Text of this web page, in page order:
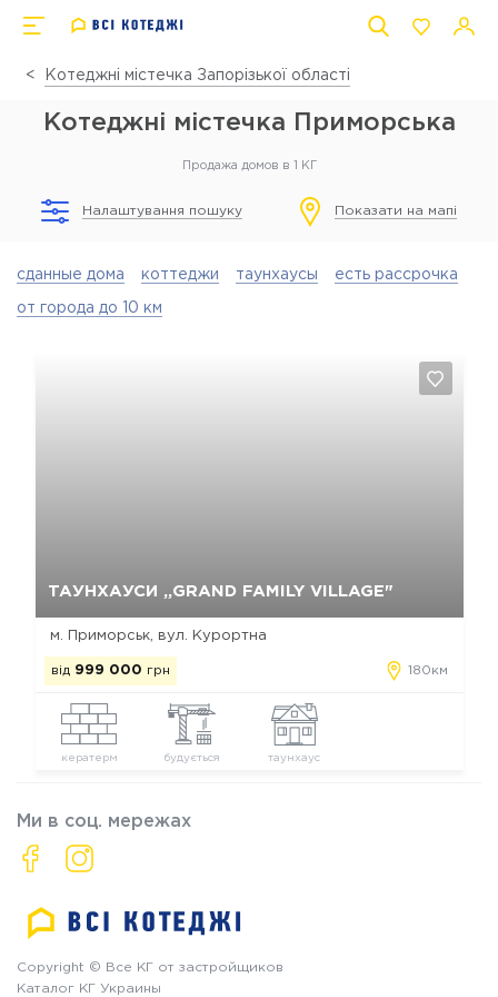
Котеджні містечка Запорізької області
Котеджні містечка Приморська
Продажа домов в 1 КГ
Налаштування пошуку Показати на мапі
сданные дома коттеджи таунхаусы есть рассрочка
от города до 10 км
ТАУНХАУСИ „GRAND FAMILY VILLAGE"
м. Приморськ, вул. Курортна
від 999 000 грн 180км
кератерм будується таунхаус
Ми в соц. мережах
Copyright © Все КГ от застройщиков
Каталог КГ Украины